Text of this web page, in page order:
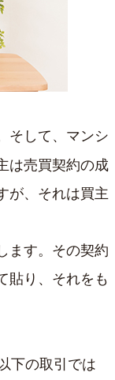
そして、マンシ
は売買契約の成
が、それは買主
ます。その契約
貼り、それをも
下の取引では